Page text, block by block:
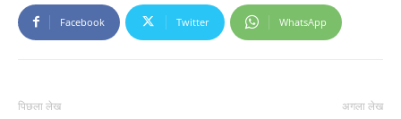
Facebook Twitter WhatsApp
पिछला लेख अगला लेख